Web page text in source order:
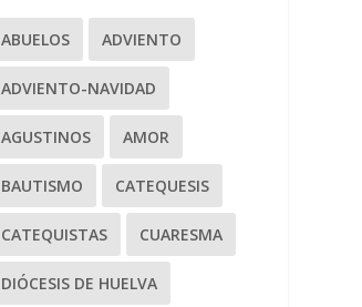
ABUELOS ADVIENTO
ADVIENTO-NAVIDAD
AGUSTINOS AMOR
BAUTISMO CATEQUESIS
CATEQUISTAS CUARESMA
DIÓCESIS DE HUELVA